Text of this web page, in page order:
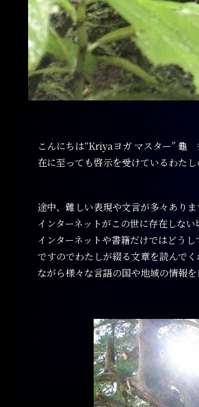
こんにちは“Kriyaヨガ マスター” 龜
在に至っても啓示を受けているわた
途中、難しい表現や文言が多々あり
インターネットがこの世に存在しな
インターネットや書籍だけではどう
ですのでわたしが綴る文章を読んで
ながら様々な言語の国や地域の情報